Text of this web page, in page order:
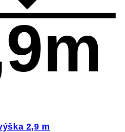
2,9 m